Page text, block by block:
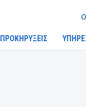
ΠΡΟΚΗΡΥΞΕΙΣ